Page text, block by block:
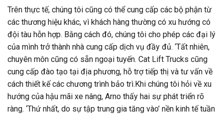
Trên thực tế, chúng tôi cũng có thể cung cấp các bộ phận từ
các thương hiệu khác, vì khách hàng thường có xu hướng có
đội tàu hỗn hợp. Bằng cách đó, chúng tôi cho phép các đại lý
của mình trở thành nhà cung cấp dịch vụ đầy đủ. ‘Tất nhiên,
chuyên môn cũng có sẵn ngoại tuyến. Cat Lift Trucks cũng
cung cấp đào tạo tại địa phương, hỗ trợ tiếp thị và tư vấn về
cách thiết kế các chương trình bảo trì.Khi chúng tôi hỏi về xu
hướng của hậu mãi xe nâng, Arno thấy hai sự phát triển rõ
ràng. ‘Thứ nhất, do sự tập trung gia tăng vào’ nền kinh tế tuần